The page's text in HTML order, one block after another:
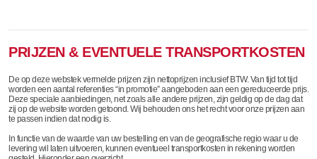
PRIJZEN & EVENTUELE TRANSPORTKOSTEN
De op deze webstek vermelde prijzen zijn nettoprijzen inclusief BTW. Van tijd tot tijd
worden een aantal referenties “in promotie” aangeboden aan een gereduceerde prijs.
Deze speciale aanbiedingen, net zoals alle andere prijzen, zijn geldig op de dag dat
zij op de website worden getoond. Wij behouden ons het recht voor onze prijzen aan
te passen indien dat nodig is.
In functie van de waarde van uw bestelling en van de geografische regio waar u de
levering wil laten uitvoeren, kunnen eventueel transportkosten in rekening worden